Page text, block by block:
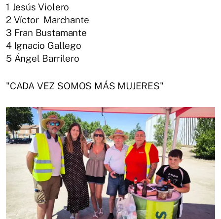
1 Jesús Violero
2 Víctor Marchante
3 Fran Bustamante
4 Ignacio Gallego
5 Ángel Barrilero
"CADA VEZ SOMOS MÁS MUJERES"